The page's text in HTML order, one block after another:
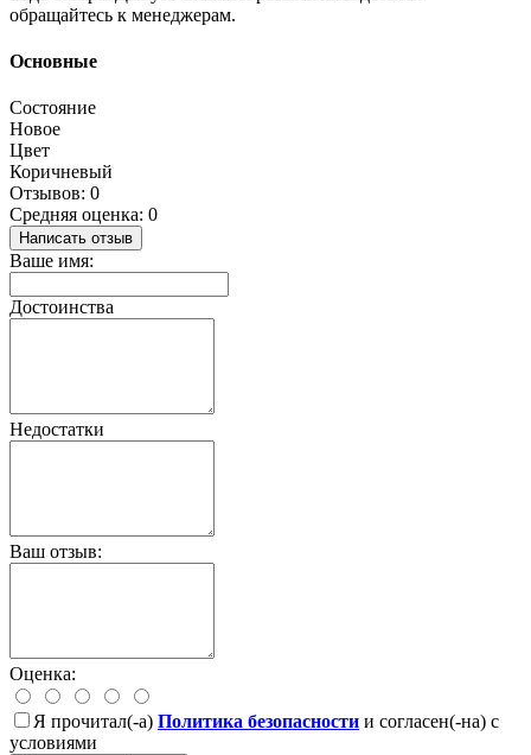
обращайтесь к менеджерам.
Основные
Состояние
Новое
Цвет
Коричневый
Отзывов: 0
Средняя оценка: 0
Написать отзыв
Ваше имя:
Достоинства
Недостатки
Ваш отзыв:
Оценка:
Я прочитал(-а) Политика безопасности и согласен(-на) с
условиями